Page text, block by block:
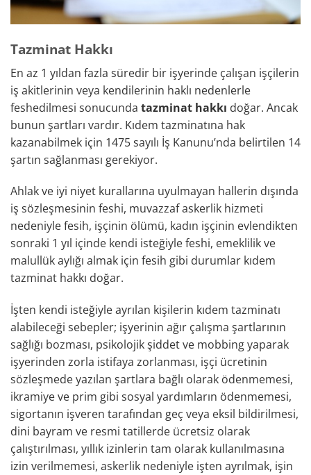
Tazminat Hakkı
En az 1 yıldan fazla süredir bir işyerinde çalışan işçilerin
iş akitlerinin veya kendilerinin haklı nedenlerle
feshedilmesi sonucunda tazminat hakkı doğar. Ancak
bunun şartları vardır. Kıdem tazminatına hak
kazanabilmek için 1475 sayılı İş Kanunu’nda belirtilen 14
şartın sağlanması gerekiyor.
Ahlak ve iyi niyet kurallarına uyulmayan hallerin dışında
iş sözleşmesinin feshi, muvazzaf askerlik hizmeti
nedeniyle fesih, işçinin ölümü, kadın işçinin evlendikten
sonraki 1 yıl içinde kendi isteğiyle feshi, emeklilik ve
malullük aylığı almak için fesih gibi durumlar kıdem
tazminat hakkı doğar.
İşten kendi isteğiyle ayrılan kişilerin kıdem tazminatı
alabileceği sebepler; işyerinin ağır çalışma şartlarının
sağlığı bozması, psikolojik şiddet ve mobbing yaparak
işyerinden zorla istifaya zorlanması, işçi ücretinin
sözleşmede yazılan şartlara bağlı olarak ödenmemesi,
ikramiye ve prim gibi sosyal yardımların ödenmemesi,
sigortanın işveren tarafından geç veya eksil bildirilmesi,
dini bayram ve resmi tatillerde ücretsiz olarak
çalıştırılması, yıllık izinlerin tam olarak kullanılmasına
izin verilmemesi, askerlik nedeniyle işten ayrılmak, işin